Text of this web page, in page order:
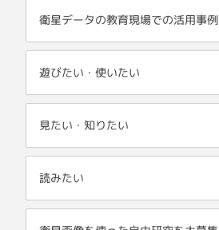
衛星データの教育現場での活用事例
遊びたい・使いたい
見たい・知りたい
読みたい